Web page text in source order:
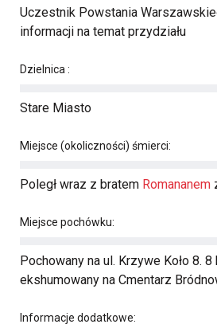
Uczestnik Powstania
informacji na temat przydziału
Dzielnica :
Stare Miasto
Miejsce (okoliczności) śmierci:
Poległ wraz z bratem Romananem
Miejsce pochówku:
Pochowany na ul. Krzywe Koło 8.
ekshumowany na Cmentarz
Informacje dodatkowe: